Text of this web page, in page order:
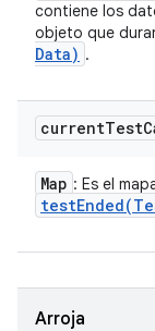
contiene los
objeto que
Data) .
currentTest
Map : Es el
testEnded(
Arroja